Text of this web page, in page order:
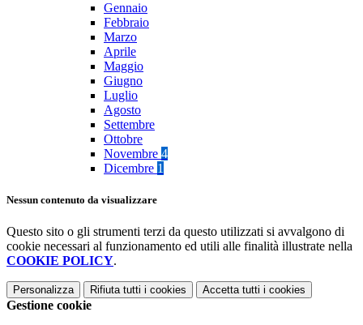
Gennaio
Febbraio
Marzo
Aprile
Maggio
Giugno
Luglio
Agosto
Settembre
Ottobre
Novembre 4
Dicembre 1
Nessun contenuto da visualizzare
Questo sito o gli strumenti terzi da questo utilizzati si avvalgono di
cookie necessari al funzionamento ed utili alle finalità illustrate nella
COOKIE POLICY.
Personalizza Rifiuta tutti i cookies Accetta tutti i cookies
Gestione cookie